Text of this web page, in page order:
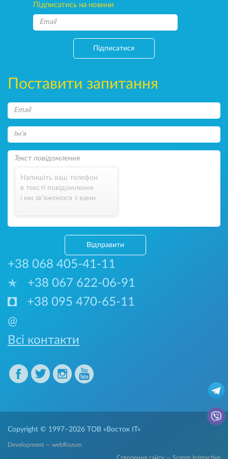
Підписатись на новини
Підписатися
Поставити запитання
Напишіть ваш телефон
в тексті повідомлення
і ми зв’яжемося з вами
Відправити
+38 068 405-41-11
+38 067 622-06-91
+38 095 470-65-11
@
Всі контакти
Copyright © 1997–2026 ТОВ «Восток IT»
Development — webRozum
Створення сайту — Screen Interactive